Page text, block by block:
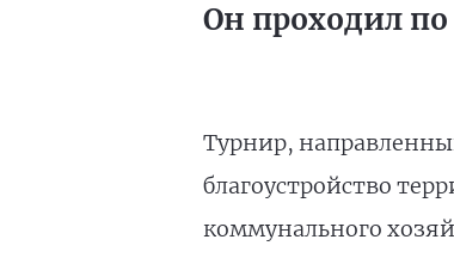
Он проходил
Турнир,
благоустройство
коммунального